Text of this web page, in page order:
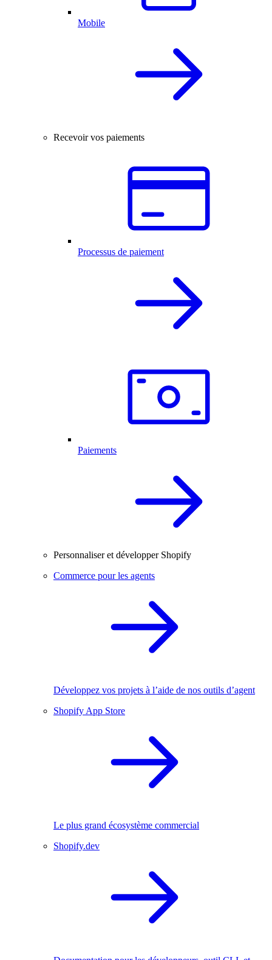
Mobile
Recevoir vos paiements
Processus de paiement
Paiements
Personnaliser et développer Shopify
Commerce pour les agents
Développez vos projets à l’aide de nos outils d’agent
Shopify App Store
Le plus grand écosystème commercial
Shopify.dev